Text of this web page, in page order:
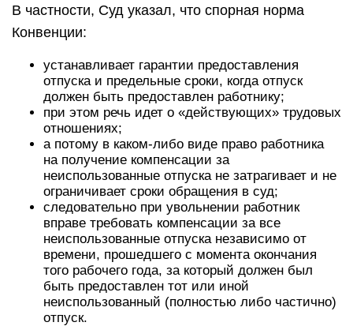
В частности, Суд указал, что спорная норма
Конвенции:
устанавливает гарантии предоставления
отпуска и предельные сроки, когда отпуск
должен быть предоставлен работнику;
при этом речь идет о «действующих» трудовых
отношениях;
а потому в каком-либо виде право работника
на получение компенсации за
неиспользованные отпуска не затрагивает и не
ограничивает сроки обращения в суд;
следовательно при увольнении работник
вправе требовать компенсации за все
неиспользованные отпуска независимо от
времени, прошедшего с момента окончания
того рабочего года, за который должен был
быть предоставлен тот или иной
неиспользованный (полностью либо частично)
отпуск.